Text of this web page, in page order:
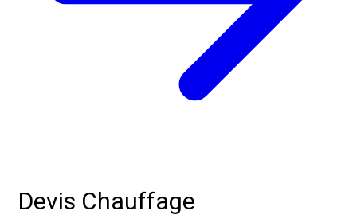
Devis Chauffage